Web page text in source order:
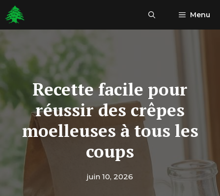
Aller
au
contenu
Menu
Recette facile pour
réussir des crêpes
moelleuses à tous les
coups
juin 10, 2026